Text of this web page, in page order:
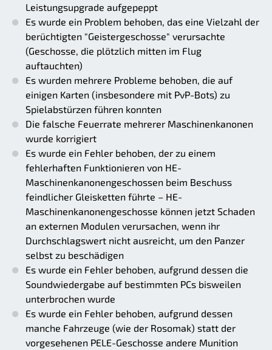
Leistungsupgrade aufgepeppt
Es wurde ein Problem behoben, das eine Vielzahl der
berüchtigten "Geistergeschosse" verursachte
(Geschosse, die plötzlich mitten im Flug
auftauchten)
Es wurden mehrere Probleme behoben, die auf
einigen Karten (insbesondere mit PvP-Bots) zu
Spielabstürzen führen konnten
Die falsche Feuerrate mehrerer Maschinenkanonen
wurde korrigiert
Es wurde ein Fehler behoben, der zu einem
fehlerhaften Funktionieren von HE-
Maschinenkanonengeschossen beim Beschuss
feindlicher Gleisketten führte – HE-
Maschinenkanonengeschosse können jetzt Schaden
an externen Modulen verursachen, wenn ihr
Durchschlagswert nicht ausreicht, um den Panzer
selbst zu beschädigen
Es wurde ein Fehler behoben, aufgrund dessen die
Soundwiedergabe auf bestimmten PCs bisweilen
unterbrochen wurde
Es wurde ein Fehler behoben, aufgrund dessen
manche Fahrzeuge (wie der Rosomak) statt der
vorgesehenen PELE-Geschosse andere Munition